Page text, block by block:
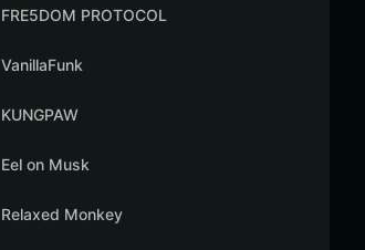
FRE5DOM PROTOCOL
VanillaFunk
KUNGPAW
Eel on Musk
Relaxed Monkey